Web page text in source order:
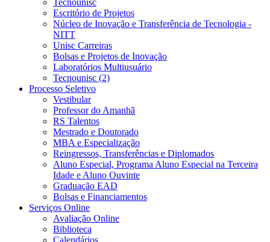
Tecnounisc
Escritório de Projetos
Núcleo de Inovação e Transferência de Tecnologia -
NITT
Unisc Carreiras
Bolsas e Projetos de Inovação
Laboratórios Multiusuário
Tecnounisc (2)
Processo Seletivo
Vestibular
Professor do Amanhã
RS Talentos
Mestrado e Doutorado
MBA e Especialização
Reingressos, Transferências e Diplomados
Aluno Especial, Programa Aluno Especial na Terceira
Idade e Aluno Ouvinte
Graduação EAD
Bolsas e Financiamentos
Serviços Online
Avaliação Online
Biblioteca
Calendários